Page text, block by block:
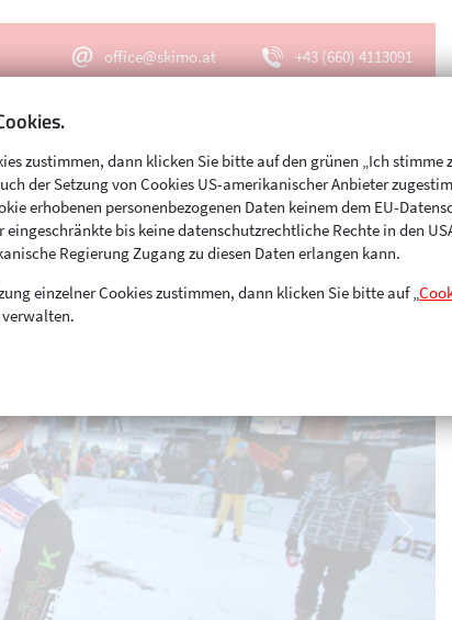
office@skimo.at +43 (660) 4113091
Menu
zustimmen, dann klicken Sie bitte auf den grünen „Ich stimme
der Setzung von Cookies US-amerikanischer Anbieter
erhobenen personenbezogenen Daten keinem dem EU-
bis keine datenschutzrechtliche Rechte in den
Regierung Zugang zu diesen Daten erlangen kann.
einzelner Cookies zustimmen, dann klicken Sie bitte auf „
verwalten.